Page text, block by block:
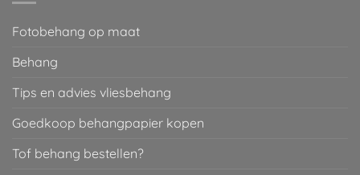
Fotobehang op maat
Behang
Tips en advies vliesbehang
Goedkoop behangpapier kopen
Tof behang bestellen?